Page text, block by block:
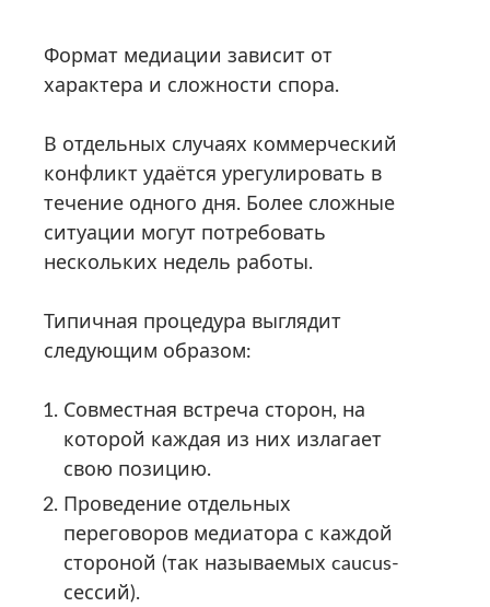
Формат медиации зависит от
характера и сложности спора.
В отдельных случаях коммерческий
конфликт удаётся урегулировать в
течение одного дня. Более сложные
ситуации могут потребовать
нескольких недель работы.
Типичная процедура выглядит
следующим образом:
Совместная встреча сторон, на
которой каждая из них излагает
свою позицию.
Проведение отдельных
переговоров медиатора с каждой
стороной (так называемых caucus-
сессий).